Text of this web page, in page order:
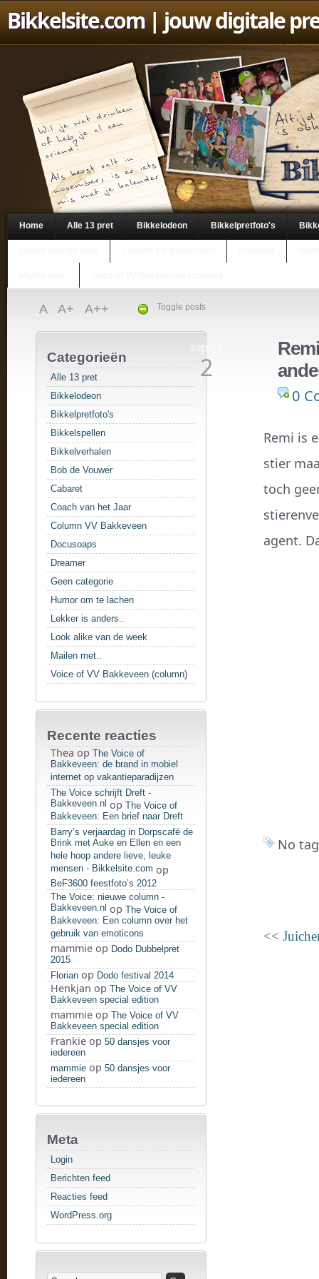
Bikkelsite.com| jouw digitale
Home Alle 13 pret Bikkelodeon Bikkelpretfoto's
Toggle posts
A A+ A++
Categorieën
Alle 13 pret
Bikkelodeon
Bikkelpretfoto's
Bikkelspellen
Bikkelverhalen
Bob de Vouwer
Cabaret
Coach van het Jaar
Column VV Bakkeveen
Docusoaps
Dreamer
Geen categorie
Humor om te lachen
Lekker is anders..
Look alike van de week
Mailen met..
Voice of VV Bakkeveen (column)
Recente reacties
Thea op The Voice of
Bakkeveen: de brand in mobiel
internet op vakantieparadijzen
The Voice schrijft Dreft -
Bakkeveen.nl op The Voice of
Bakkeveen: Een brief naar Dreft
Barry’s verjaardag in Dorpscafé de
Brink met Auke en Ellen en een
hele hoop andere lieve, leuke
mensen - Bikkelsite.com op
BeF3600 feestfoto’s 2012
The Voice: nieuwe column -
Bakkeveen.nl op The Voice of
Bakkeveen: Een column over het
gebruik van emoticons
mammie op Dodo Dubbelpret
2015
Florian op Dodo festival 2014
Henkjan op The Voice of VV
Bakkeveen special edition
mammie op The Voice of VV
Bakkeveen special edition
Frankie op 50 dansjes voor
iedereen
mammie op 50 dansjes voor
iedereen
Meta
Login
Berichten feed
Reacties feed
WordPress.org
sep/10
2
0
Remi is
stier
toch
agent.
No
<<